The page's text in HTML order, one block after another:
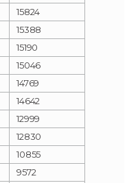
15824
15388
15190
15046
14769
14642
12999
12830
10855
9572